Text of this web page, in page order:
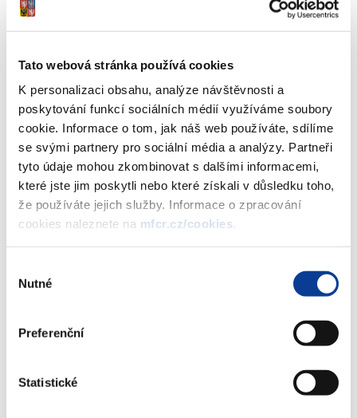
Tato webová stránka používá cookies
K personalizaci obsahu, analýze návštěvnosti a
poskytování funkcí sociálních médií využíváme soubory
cookie. Informace o tom, jak náš web používáte, sdílíme
se svými partnery pro sociální média a analýzy. Partneři
tyto údaje mohou zkombinovat s dalšími informacemi,
které jste jim poskytli nebo které získali v důsledku toho,
že používáte jejich služby. Informace o zpracování
cookies naleznete na mfcr.cz/cookies.
souhlasu
Nutné
Preferenční
Statistické
K datu 3. 1. 2026 proběhne reinvestice výnosu PROTI-
%, (ISIN CZ0001006332) za výnosové období 3. 1. 2025 – 3. 1.
2026. Výnos obdrží osoba, která je vlastníkem dluhopisů k datu 4.
12. 2025. Výnos dluhopisu činí 2,49508 % p. a.
Dokumenty ke stažení